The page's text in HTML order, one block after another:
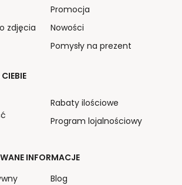
zdjęcia
Promocja
Nowości
Pomysły na prezent
Rabaty ilościowe
Program lojalnościowy
INFORMACJE
Blog